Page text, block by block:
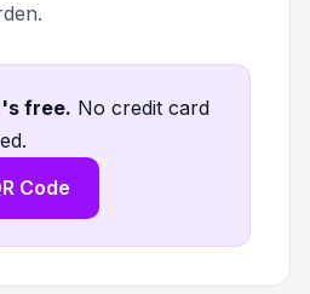
free. No credit card
Code